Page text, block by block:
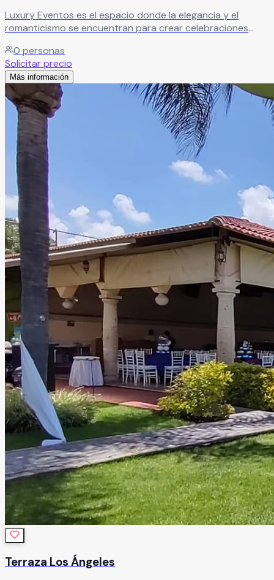
Luxury Eventos es el espacio donde la elegancia y el
romanticismo se encuentran para crear celebraciones
instalaciones, combinadas con todos los servicios
necesarios y un asesoramiento personalizado a cargo de
expertos, garantizan que cada detalle esté perfectamente
cuidado.
Leer más
0 personas
Solicitar precio
Más información
Terraza Los Ángeles